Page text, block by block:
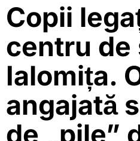
Copii
centru de
Ialomița.
angajată
de „pile”